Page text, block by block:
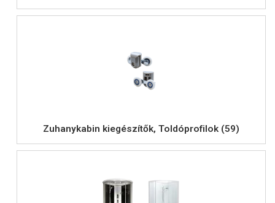
Zuhanykabin kiegészítők, Toldóprofilok (59)